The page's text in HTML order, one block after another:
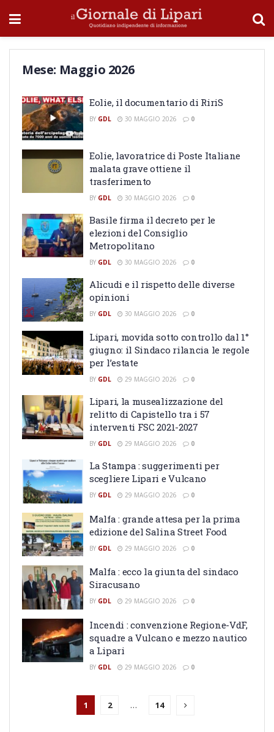
Mese: Maggio 2026
Eolie, il documentario di RiriS
BY GDL 30 MAGGIO 2026 0
Eolie, lavoratrice di Poste Italiane
malata grave ottiene il
trasferimento
BY GDL 30 MAGGIO 2026 0
Basile firma il decreto per le
elezioni del Consiglio
Metropolitano
BY GDL 30 MAGGIO 2026 0
Alicudi e il rispetto delle diverse
opinioni
BY GDL 30 MAGGIO 2026 0
Lipari, movida sotto controllo dal 1°
giugno: il Sindaco rilancia le regole
per l’estate
BY GDL 29 MAGGIO 2026 0
Lipari, la musealizzazione del
relitto di Capistello tra i 57
interventi FSC 2021-2027
BY GDL 29 MAGGIO 2026 0
La Stampa : suggerimenti per
scegliere Lipari e Vulcano
BY GDL 29 MAGGIO 2026 0
Malfa : grande attesa per la prima
edizione del Salina Street Food
BY GDL 29 MAGGIO 2026 0
Malfa : ecco la giunta del sindaco
Siracusano
BY GDL 29 MAGGIO 2026 0
Incendi : convenzione Regione-VdF,
squadre a Vulcano e mezzo nautico
a Lipari
BY GDL 29 MAGGIO 2026 0
1 2 … 14